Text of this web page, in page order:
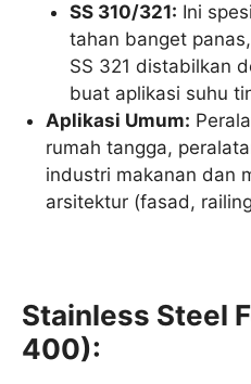
SS 310/321: Ini
tahan banget
SS 321 distabilkan
buat aplikasi suhu
Aplikasi Umum:
rumah tangga,
industri makanan dan
arsitektur (fasad,
Stainless Steel
400):